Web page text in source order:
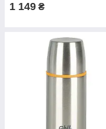
1 149 ₴